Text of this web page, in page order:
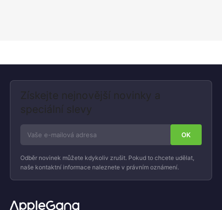
Získejte nejnovější novinky a
speciální slevy
Odběr novinek můžete kdykoliv zrušit. Pokud to chcete udělat,
naše kontaktní informace naleznete v právním oznámení.